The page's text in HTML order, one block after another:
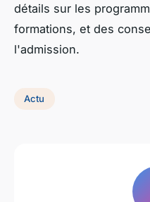
détails sur les
formations, et des
l'admission.
Actu